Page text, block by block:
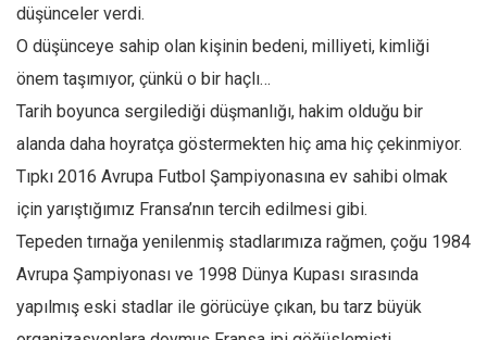
Düşünce
Dosyalar
düşünceler verdi.
O düşünceye sahip olan kişinin bedeni, milliyeti, kimliği
önem taşımıyor, çünkü o bir haçlı…
Tarih boyunca sergilediği düşmanlığı, hakim olduğu bir
alanda daha hoyratça göstermekten hiç ama hiç çekinmiyor.
Tıpkı 2016 Avrupa Futbol Şampiyonasına ev sahibi olmak
için yarıştığımız Fransa’nın tercih edilmesi gibi.
Tepeden tırnağa yenilenmiş stadlarımıza rağmen, çoğu 1984
Avrupa Şampiyonası ve 1998 Dünya Kupası sırasında
yapılmış eski stadlar ile görücüye çıkan, bu tarz büyük